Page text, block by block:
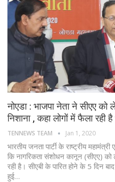
नोएडा : भाजपा नेता ने सीएए को
निशाना , कहा लोगों में फैला रही
TENNEWS TEAM Jan 1, 2020
भारतीय जनता पार्टी के राष्ट्रीय
कि नागरिकता संशोधन कानून (सीएए) को
रही है। सीएबी के पारित होने के 5 दिन
हुई…